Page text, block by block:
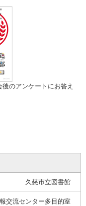
のアンケートにお答え
久慈市立図書館
交流センター多目的室